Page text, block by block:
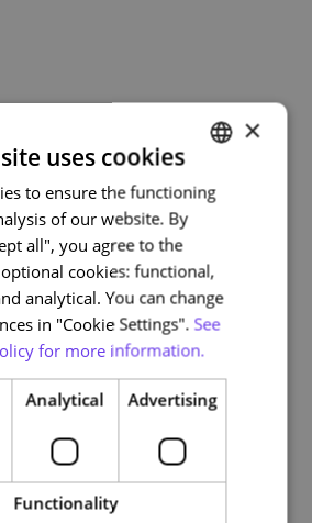
em diversos módulos, não
são a utilização básica
possuir alguma experiência em
Este curso é adequado a qualquer
a maioridade (18 anos).
PORTUGUESE
ENGLISH
×
uses cookies
to ensure the functioning
of our website. By
all", you agree to the
cookies: functional,
analytical. You can change
in "Cookie Settings". See
for more information.
Analytical Advertising
Functionality